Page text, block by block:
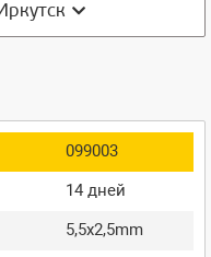
099003
14 дней
5,5x2,5mm